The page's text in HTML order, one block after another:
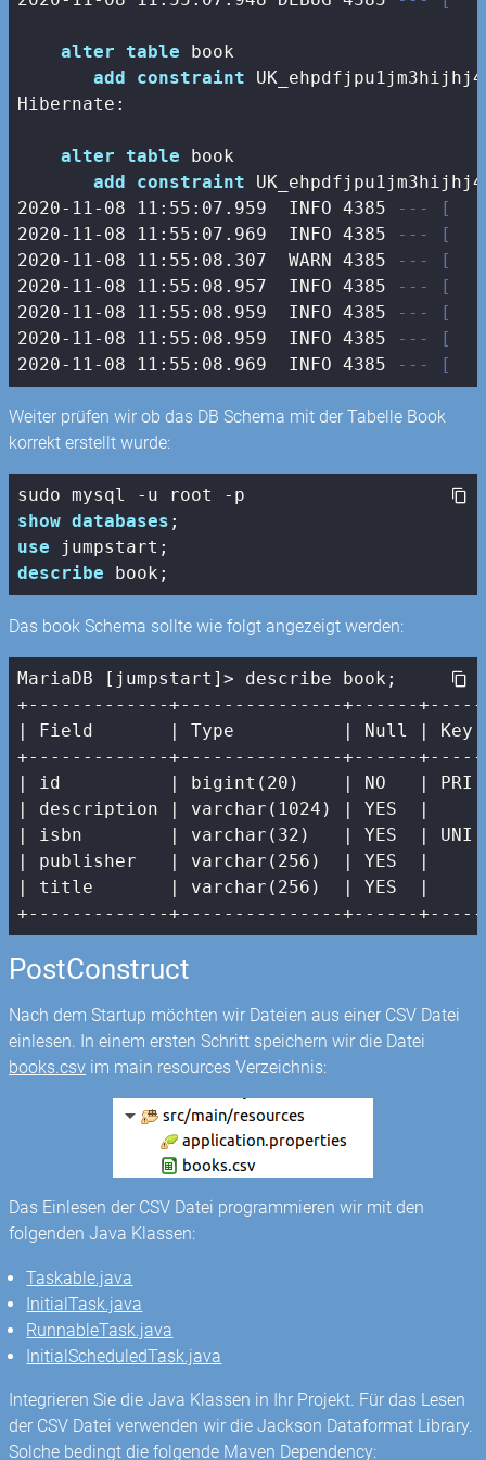
alter table book
add
constraint
Hibernate:
alter table book
add
constraint
2020-11 -08 11 : 55 : 07.959
  INFO
4385
--- [
2020-11 -08 11 : 55 : 07.969
  INFO
4385
--- [
2020-11 -08 11 : 55 : 08.307
  WARN
4385
--- [
2020-11 -08 11 : 55 : 08.957
  INFO
4385
--- [
2020-11 -08 11 : 55 : 08.959
  INFO
4385
--- [
2020-11 -08 11 : 55 : 08.959
  INFO
4385
--- [
2020-11 -08 11 : 55 : 08.969
  INFO
4385 --- [
Weiter prüfen wir ob das DB Schema mit der Tabelle Book
korrekt erstellt wurde:
show databases
use
describe book;
Das book Schema sollte wie folgt angezeigt werden:
MariaDB [jumpstart]> describe book;
| Field       | Type | Null | Key
+-------------+---------------+------
|
id | bigint(20)    | NO
| PRI
| description |
varchar( 1024 ) | YES  |
|
isbn | varchar(32)   | YES
| UNI
| publisher   |
varchar( 256 ) | YES  |
|
title | varchar(256)  | YES
|
+-------------+---------------+------
PostConstruct
Nach dem Startup möchten wir Dateien aus einer CSV Datei
einlesen. In einem ersten Schritt speichern wir die Datei
books.csv im main resources Verzeichnis:
Das Einlesen der CSV Datei programmieren wir mit den
folgenden Java Klassen:
Taskable.java
InitialTask.java
RunnableTask.java
InitialScheduledTask.java
Integrieren Sie die Java Klassen in Ihr Projekt. Für das Lesen
der CSV Datei verwenden wir die Jackson Dataformat Library.
Solche bedingt die folgende Maven Dependency: